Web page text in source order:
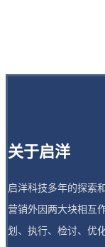
关于启洋
启洋科技多年的探索
营销外因两大块相互
划、执行、检讨、优